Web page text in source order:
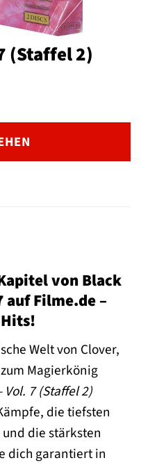
(Staffel 2)
von Black
auf Filme.de –
Welt von Clover,
Magierkönig
Vol. 7 (Staffel 2)
die tiefsten
die stärksten
dich garantiert in